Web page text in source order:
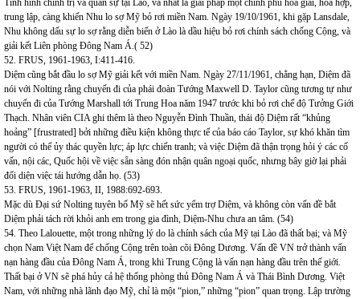
Tình hình chính trị và quân sự tại Lào, và nhất là giải pháp một chính phủ hòa giải, hòa hợp,
trung lập, càng khiến Nhu lo sợ Mỹ bỏ rơi miền Nam. Ngày 19/10/1961, khi gặp Lansdale,
Nhu không dấu sự lo sợ rằng diễn biến ở Lào là dầu hiệu bỏ rơi chính sách chống Cộng, và
giải kết Liên phòng Đông Nam Á.( 52)
52. FRUS, 1961-1963, I:411-416.
Diệm cũng bắt đầu lo sợ Mỹ giải kết với miền Nam. Ngày 27/11/1961, chẳng hạn, Diệm đã
nói với Nolting rằng chuyến đi của phái đoàn Tướng Maxwell D. Taylor cũng tương tự như
chuyến đi của Tướng Marshall tới Trung Hoa năm 1947 trước khi bỏ rơi chế độ Tưởng Giới
Thạch. Nhân viên CIA ghi thêm là theo Nguyễn Đình Thuần, thái độ Diệm rất “khủng
hoảng” [frustrated] bởi những điều kiện không thực tế của báo cáo Taylor, sự khó khăn tìm
người có thể ủy thác quyền lực; áp lực chiến tranh; và việc Diệm đã thận trọng hỏi ý các cố
vấn, nội các, Quốc hội về việc sẵn sàng đón nhận quân ngoại quốc, nhưng bây giờ lại phải
đối diện việc tái hướng dẫn họ. (53)
53. FRUS, 1961-1963, II, 1988:692-693.
Mặc dù Đại sứ Nolting tuyên bố Mỹ sẽ hết sức yểm trợ Diệm, và không còn vấn đề bắt
Diệm phải tách rời khỏi anh em trong gia đình, Diệm-Nhu chưa an tâm. (54)
54. Theo Lalouette, một trong những lý do là chính sách của Mỹ tại Lào đã thất bại; và Mỹ
chọn Nam Việt Nam để chống Cộng trên toàn cõi Đông Dương. Vấn đề VN trở thành vấn
nạn hàng đầu của Đông Nam Á, trong khi Trung Cộng là vấn nạn hàng đầu trên thế giới.
Thất bại ở VN sẽ phá hủy cả hệ thống phòng thủ Đông Nam Á và Thái Bình Dương. Việt
Nam, với những nhà lãnh đạo Mỹ, chỉ là một “pion,” những “pion” quan trọng. Lập trường